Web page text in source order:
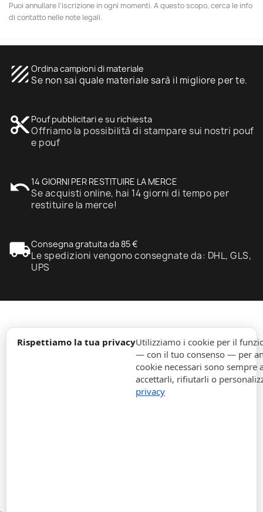
Rispettiamo la tua privacyUtilizziamo i cookie per il
— con il tuo consenso — per
cookie necessari sono
accettarli, rifiutarli o
privacy
Puoi annullare l'iscrizione in ogni momenti. A questo scopo, cerca le info
di contatto nelle note legali.
texture Ordina campioni di materiale
Se non sai quale materiale sarà il migliore per te.
content_cut Pouf pubblicitari e su richiesta
Offriamo la possibilità di stampare sui nostri pouf
e pouf
undo14 GIORNI PER RESTITUIRE LA MERCE
Se acquisti online, hai 14 giorni di tempo per
restituire la merce!
local_shippingConsegna gratuita da 85 €
Le spedizioni vengono consegnate da: DHL, GLS,
UPS
expand_more
expand_more